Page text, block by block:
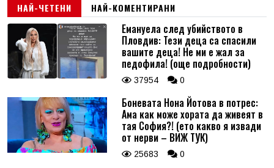
НАЙ-ЧЕТЕНИ НАЙ-КОМЕНТИРАНИ
Емануела след убийството в
Пловдив: Тези деца са спасили
вашите деца! Не ми е жал за
педофила! (още подробности)
37954 0
Боневата Нона Йотова в потрес:
Ама как може хората да живеят в
тая София?! (ето какво я извади
от нерви – ВИЖ ТУК)
25683 0